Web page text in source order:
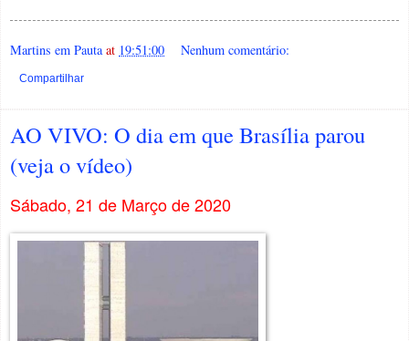
Martins em Pauta at 19:51:00 Nenhum comentário:
Compartilhar
AO VIVO: O dia em que Brasília parou
(veja o vídeo)
Sábado, 21 de Março de 2020